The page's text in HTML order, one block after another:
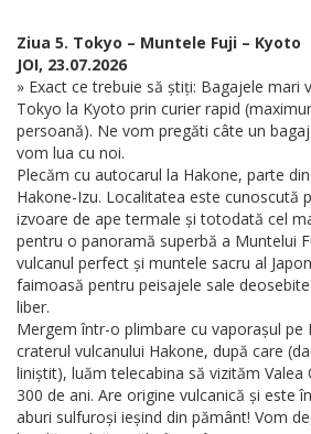
Ziua 5. Tokyo – Muntele Fuji – Kyoto
JOI, 23.07.2026
» Exact ce trebuie să știți: Bagajele mari
Tokyo la Kyoto prin curier rapid
persoană). Ne vom pregăti câte un
vom lua cu noi.
Plecăm cu autocarul la Hakone, parte
Hakone-Izu. Localitatea este cunoscută
izvoare de ape termale și totodată cel
pentru o panoramă superbă a Muntelui
vulcanul perfect și muntele sacru al
faimoasă pentru peisajele sale
liber.
Mergem într-o plimbare cu vaporașul pe
craterul vulcanului Hakone, după care
liniștit), luăm telecabina să vizităm Valea
300 de ani. Are origine vulcanică și este
aburi sulfuroși ieșind din pământ! Vom